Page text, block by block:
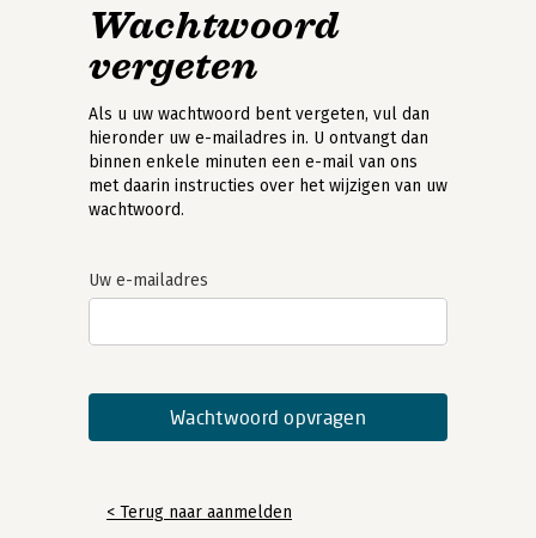
Wachtwoord
vergeten
Als u uw wachtwoord bent vergeten, vul dan
hieronder uw e-mailadres in. U ontvangt dan
binnen enkele minuten een e-mail van ons
met daarin instructies over het wijzigen van uw
wachtwoord.
Uw e-mailadres
< Terug naar aanmelden